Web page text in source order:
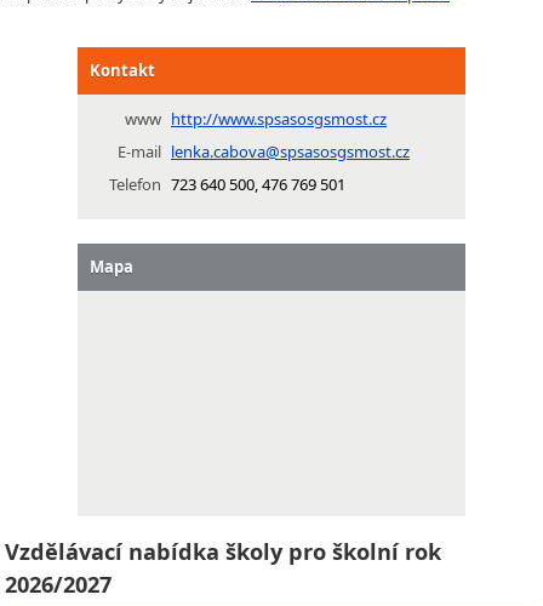
Kontakt
www http://www.spsasosgsmost.cz
E-mail lenka.cabova@spsasosgsmost.cz
Telefon 723 640 500, 476 769 501
Mapa
Vzdělávací nabídka školy pro školní rok
2026/2027